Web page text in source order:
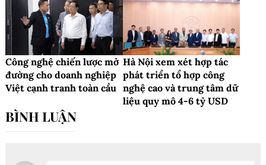
Công nghệ chiến lược mở
đường cho doanh nghiệp
Việt cạnh tranh toàn cầu
Hà Nội xem xét hợp tác
phát triển tổ hợp công
nghệ cao và trung tâm dữ
liệu quy mô 4-6 tỷ USD